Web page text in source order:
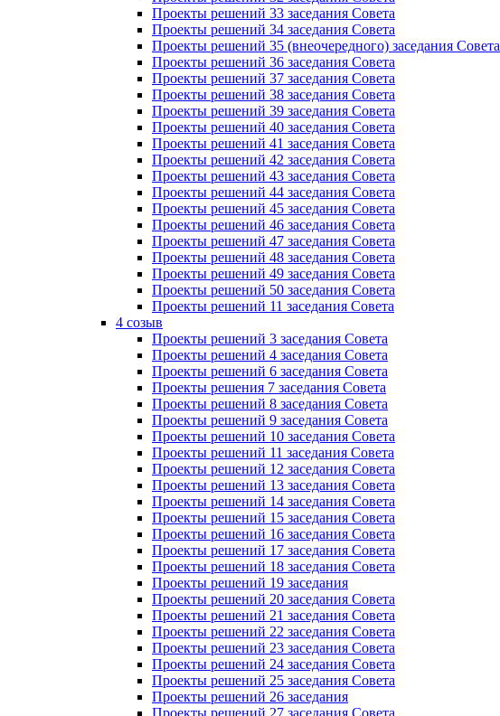
Проекты решений 33 заседания Совета
Проекты решений 34 заседания Совета
Проекты решений 35 (внеочередного) заседания Совета
Проекты решений 36 заседания Совета
Проекты решений 37 заседания Совета
Проекты решений 38 заседания Совета
Проекты решений 39 заседания Совета
Проекты решений 40 заседания Совета
Проекты решений 41 заседания Совета
Проекты решений 42 заседания Совета
Проекты решений 43 заседания Совета
Проекты решений 44 заседания Совета
Проекты решений 45 заседания Совета
Проекты решений 46 заседания Совета
Проекты решений 47 заседания Совета
Проекты решений 48 заседания Совета
Проекты решений 49 заседания Совета
Проекты решений 50 заседания Совета
Проекты решений 11 заседания Совета
4 созыв
Проекты решений 3 заседания Совета
Проекты решений 4 заседания Совета
Проекты решений 6 заседания Совета
Проекты решения 7 заседания Совета
Проекты решений 8 заседания Совета
Проекты решений 9 заседания Совета
Проекты решений 10 заседания Совета
Проекты решений 11 заседания Совета
Проекты решений 12 заседания Совета
Проекты решений 13 заседания Совета
Проекты решений 14 заседания Совета
Проекты решений 15 заседания Совета
Проекты решений 16 заседания Совета
Проекты решений 17 заседания Совета
Проекты решений 18 заседания Совета
Проекты решений 19 заседания
Проекты решений 20 заседания Совета
Проекты решений 21 заседания Совета
Проекты решений 22 заседания Совета
Проекты решений 23 заседания Совета
Проекты решений 24 заседания Совета
Проекты решений 25 заседания Совета
Проекты решений 26 заседания
Проекты решений 27 заседания Совета